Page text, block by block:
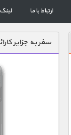
ارتباط با ما
سفر به جزایر